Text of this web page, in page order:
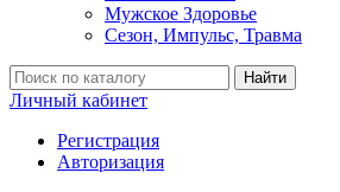
Мужское Здоровье
Сезон, Импульс, Травма
Найти
Личный кабинет
Регистрация
Авторизация